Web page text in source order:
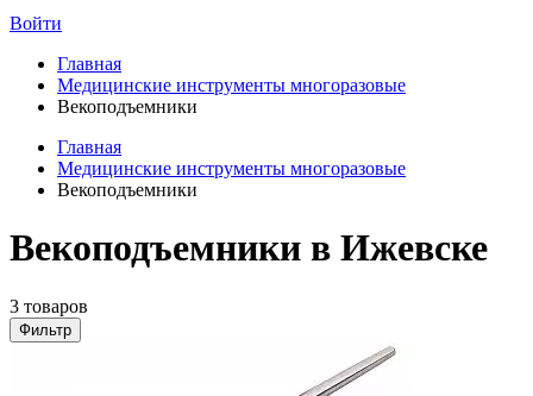
Войти
Главная
Медицинские инструменты многоразовые
Векоподъемники
Главная
Медицинские инструменты многоразовые
Векоподъемники
Векоподъемники в Ижевске
3 товаров
Фильтр